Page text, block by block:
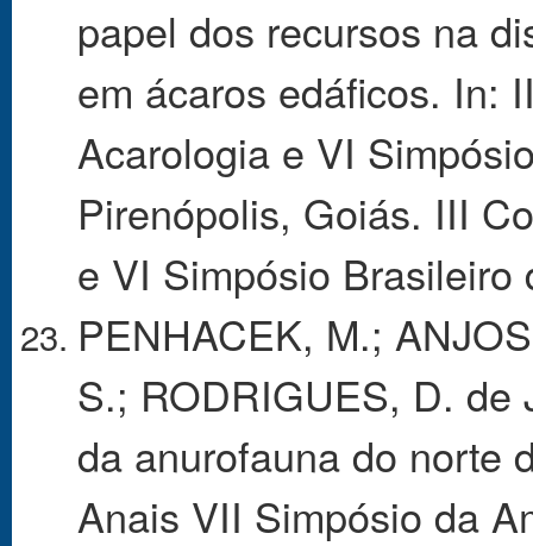
papel dos recursos na
em ácaros edáficos. In:
Acarologia e VI
Pirenópolis, Goiás. III
e VI Simpósio
PENHACEK, M.;
S.; RODRIGUES, D. de
da anurofauna do norte
Anais VII Simpósio da